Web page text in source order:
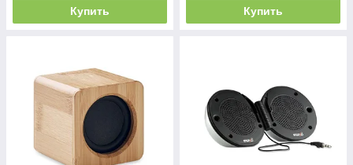
Купить Купить